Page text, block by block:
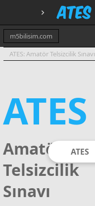
m5bilisim.com
ATES: Amatör Telsizcilik Sınavı
ATES
ATES
Amatör
Telsizcilik
Sınavı